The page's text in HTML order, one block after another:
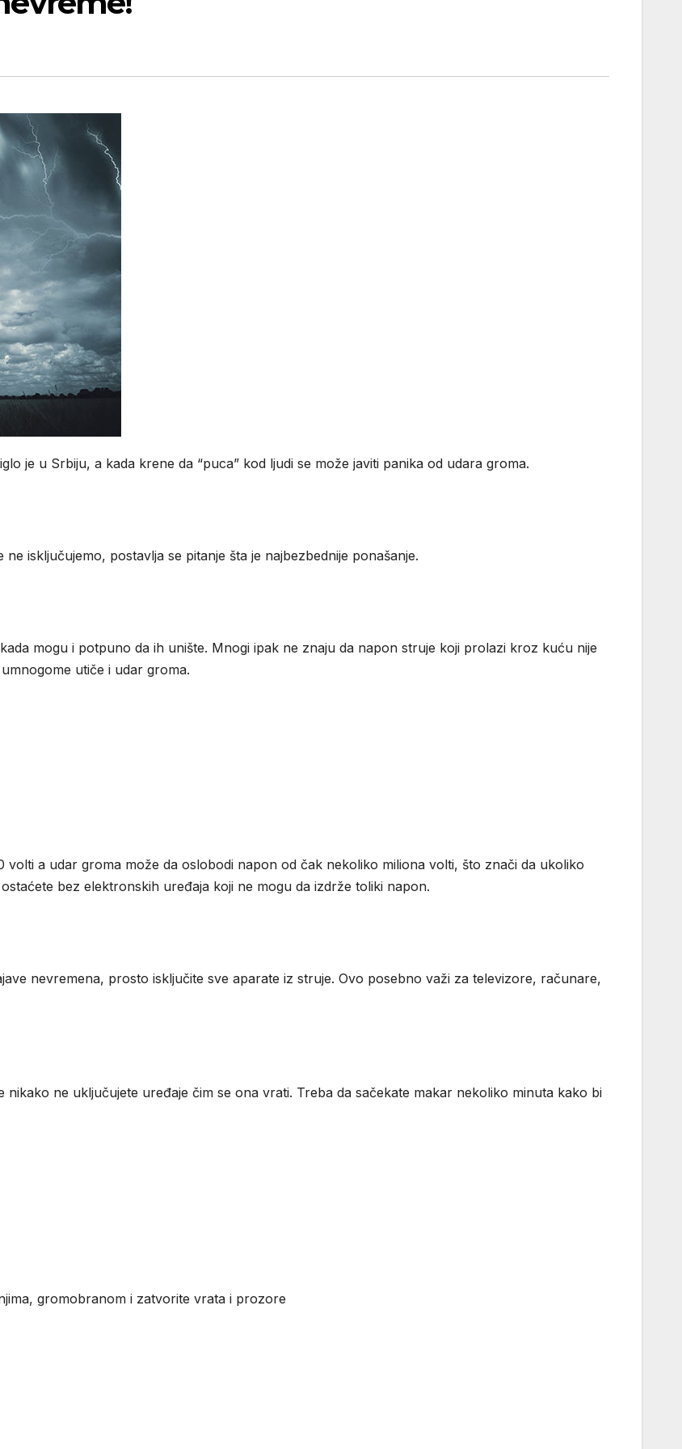
je u Srbiju, a kada krene da “puca” kod ljudi se može javiti panika od udara groma.
isključujemo, postavlja se pitanje šta je najbezbednije ponašanje.
mogu i potpuno da ih unište. Mnogi ipak ne znaju da napon struje koji prolazi kroz kuću nije
utiče i udar groma.
a udar groma može da oslobodi napon od čak nekoliko miliona volti, što znači da ukoliko
bez elektronskih uređaja koji ne mogu da izdrže toliki napon.
nevremena, prosto isključite sve aparate iz struje. Ovo posebno važi za televizore, računare,
ne uključujete uređaje čim se ona vrati. Treba da sačekate makar nekoliko minuta kako bi
gromobranom i zatvorite vrata i prozore